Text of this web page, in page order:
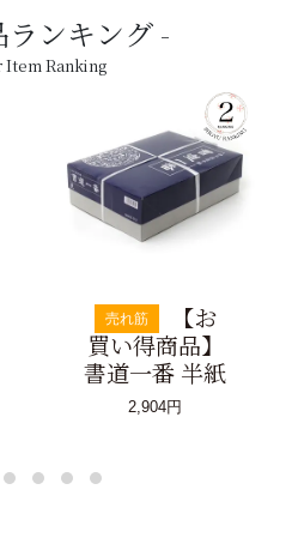
ランキング
Item Ranking
売れ筋
【お
買い得商品】
書道一番 半紙
2,904円